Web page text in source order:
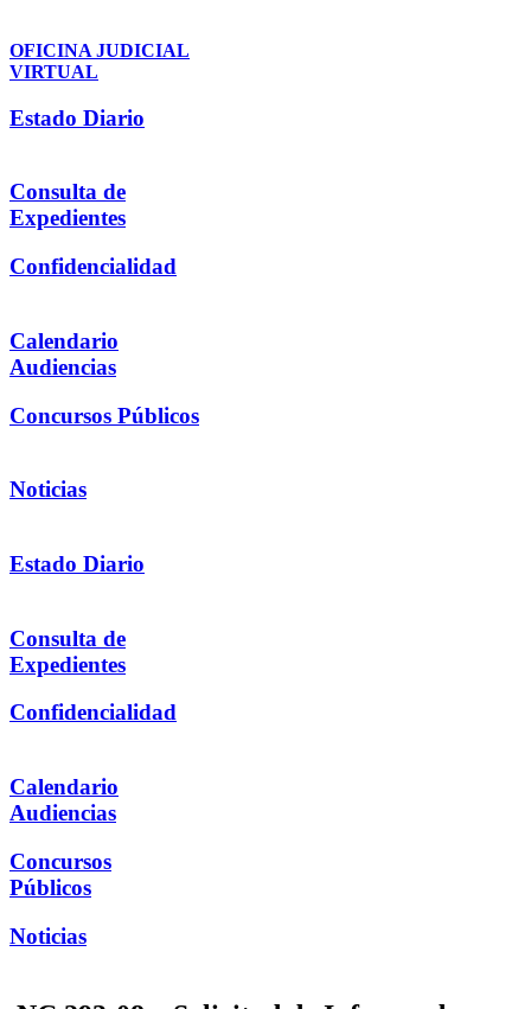
OFICINA JUDICIAL
VIRTUAL
Estado Diario
Consulta de
Expedientes
Confidencialidad
Calendario
Audiencias
Concursos Públicos
Noticias
Estado Diario
Consulta de
Expedientes
Confidencialidad
Calendario
Audiencias
Concursos
Públicos
Noticias